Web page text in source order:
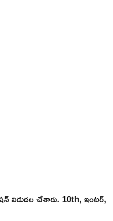
విడుదల చేశారు. 10th, ఇంటర్,